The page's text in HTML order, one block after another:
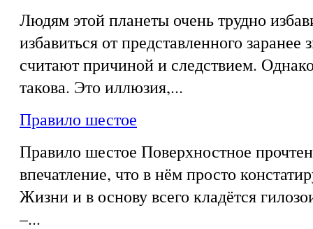
Людям этой планеты очень трудно
избавиться от представленного заранее
считают причиной и следствием.
такова. Это иллюзия,...
Правило шестое
Правило шестое Поверхностное
впечатление, что в нём просто
Жизни и в основу всего кладётся
–...